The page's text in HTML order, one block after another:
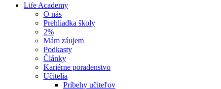
Life Academy
O nás
Prehliadka školy
2%
Mám záujem
Podkasty
Články
Kariérne poradenstvo
Učitelia
Príbehy učiteľov